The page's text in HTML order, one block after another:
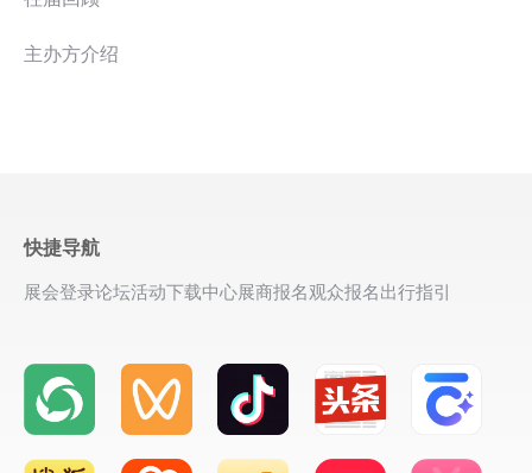
主办方介绍
快捷导航
展会登录论坛活动下载中心展商报名观众报名出行指引